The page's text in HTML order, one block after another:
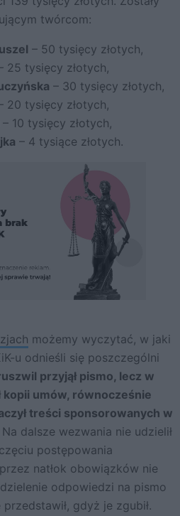
twórcom:
– 50 tysięcy złotych,
25 tysięcy złotych,
– 30 tysięcy złotych,
20 tysięcy złotych,
– 10 tysięcy złotych,
– 4 tysiące złotych.
możemy wyczytać, w jaki
u odnieśli się poszczególni
przyjął pismo, lecz w
kopii umów, równocześnie
treści sponsorowanych w
Na dalsze wezwania nie udzielił
postępowania
natłok obowiązków nie
odpowiedzi na pismo
gdyż je zgubił.